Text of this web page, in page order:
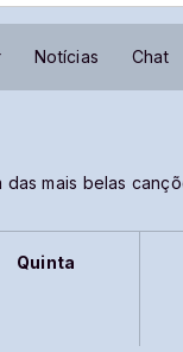
Notícias Chat
mais belas
Quinta